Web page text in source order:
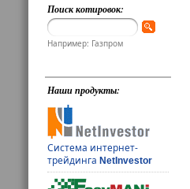
Поиск котировок:
Например: Газпром
Наши продукты:
Система интернет-
трейдингаNetInvestor